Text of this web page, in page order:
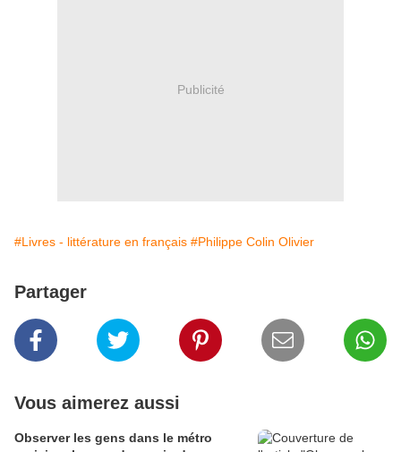
Publicité
#Livres - littérature en français #Philippe Colin Olivier
Partager
Vous aimerez aussi
Observer les gens dans le métro